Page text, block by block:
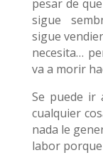
pesar de
sigue
sigue
necesita…
va a morir
Se puede ir
cualquier
nada le
labor